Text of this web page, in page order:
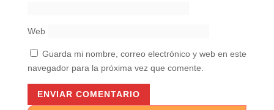
Web
Guarda mi nombre, correo electrónico y web en este
navegador para la próxima vez que comente.